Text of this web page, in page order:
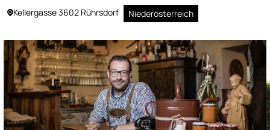
Kellergasse 3602 Rührsdorf Niederösterreich